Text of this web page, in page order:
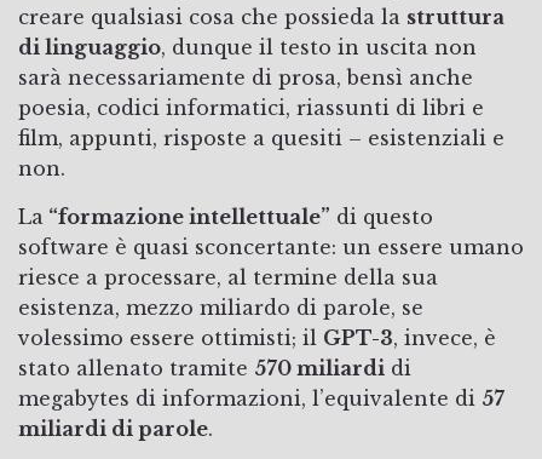
creare qualsiasi cosa che possieda la struttura
di linguaggio, dunque il testo in uscita non
sarà necessariamente di prosa, bensì anche
poesia, codici informatici, riassunti di libri e
film, appunti, risposte a quesiti – esistenziali e
non.
La “formazione intellettuale” di questo
software è quasi sconcertante: un essere umano
riesce a processare, al termine della sua
esistenza, mezzo miliardo di parole, se
volessimo essere ottimisti; il GPT-3, invece, è
stato allenato tramite 570 miliardi di
megabytes di informazioni, l’equivalente di 57
miliardi di parole.